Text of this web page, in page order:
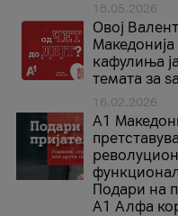
18.05.2026
Овој
кафулиња
темата за
16.02.2026
А1
претставува
Подари на
А1 Алфа